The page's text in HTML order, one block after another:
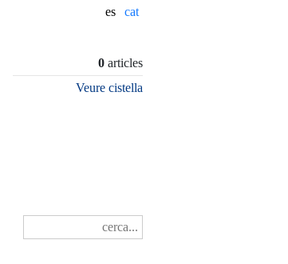
es
0articles
Veure cistella